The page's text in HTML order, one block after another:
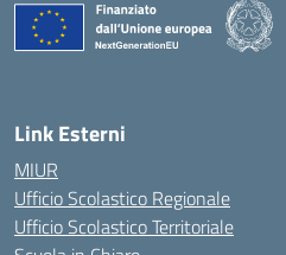
Link Esterni
MIUR
Ufficio Scolastico Regionale
Ufficio Scolastico Territoriale